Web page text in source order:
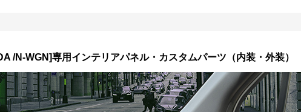
/N-WGN]専用インテリアパネル・カスタムパーツ（内装・外装）